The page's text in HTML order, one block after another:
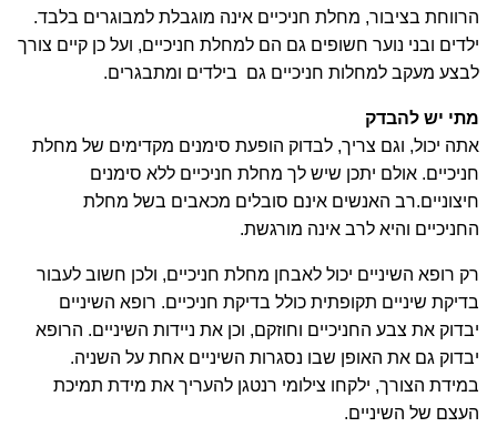
הרווחת בציבור, מחלת חניכיים אינה מוגבלת למבוגרים בלבד.
ילדים ובני נוער חשופים גם הם למחלת חניכיים, ועל כן קיים צורך
לבצע מעקב למחלות חניכיים גם בילדים ומתבגרים.
מתי יש להבדק
אתה יכול, וגם צריך, לבדוק הופעת סימנים מקדימים של מחלת
חניכיים. אולם יתכן שיש לך מחלת חניכיים ללא סימנים
חיצוניים.רב האנשים אינם סובלים מכאבים בשל מחלת
החניכיים והיא לרב אינה מורגשת.
רק רופא השיניים יכול לאבחן מחלת חניכיים, ולכן חשוב לעבור
בדיקת שיניים תקופתית כולל בדיקת חניכיים. רופא השיניים
יבדוק את צבע החניכיים וחוזקם, וכן את ניידות השיניים. הרופא
יבדוק גם את האופן שבו נסגרות השיניים אחת על השניה.
במידת הצורך, ילקחו צילומי רנטגן להעריך את מידת תמיכת
העצם של השיניים.